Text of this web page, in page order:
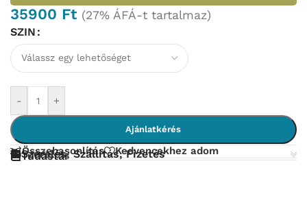
35900 Ft (27% ÁFÁ-t tartalmaz)
SZIN
- +
Ajánlatkérés
Összehasonlítás Kedvencekhez adom
Szerelés, Szállítás, Fizetés
Tudástár